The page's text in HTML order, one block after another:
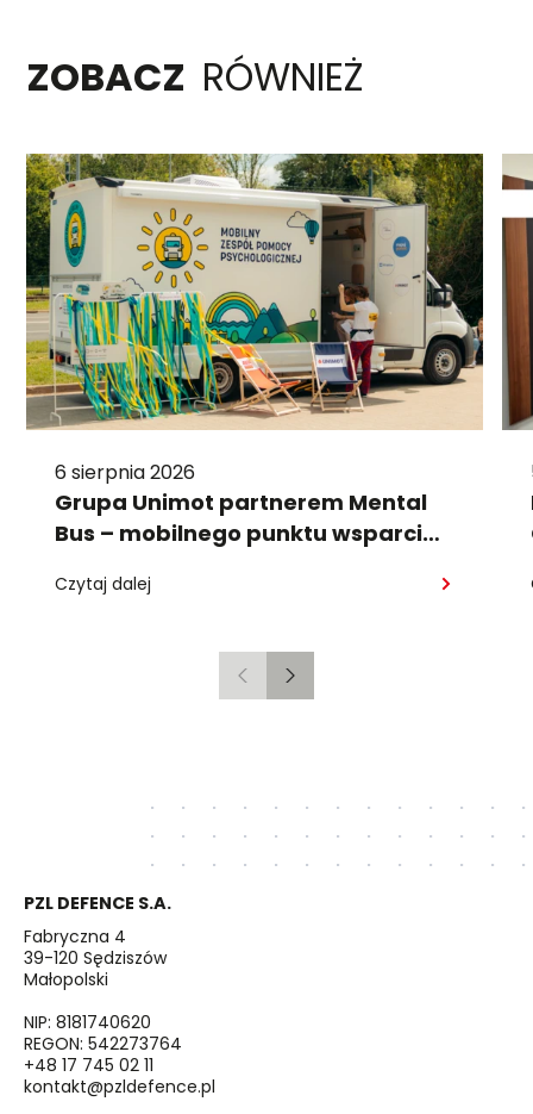
ZOBACZ RÓWNIEŻ
6 sierpnia 2026
Grupa Unimot partnerem Mental
Bus – mobilnego punktu wsparcia
Czytaj dalej
PoprzedniNastępny
PZL DEFENCE S.A.
Fabryczna 4
39-120 Sędziszów
Małopolski
NIP: 8181740620
REGON: 542273764
+48 17 745 02 11
kontakt@pzldefence.pl